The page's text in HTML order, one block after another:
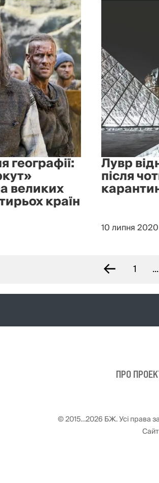
великих
країн
Лувр
після
10 липня 2020
← 1 ...
ПРО
© 2015…2026 БЖ. Усі права